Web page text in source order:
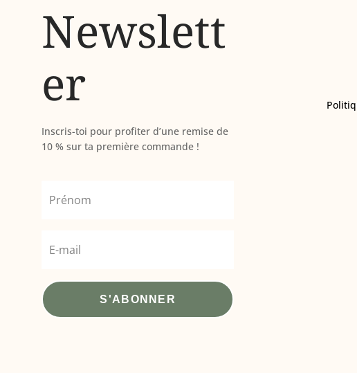
Newslett
er
Inscris-toi pour profiter d’une remise de
10 % sur ta première commande !
S'ABONNER